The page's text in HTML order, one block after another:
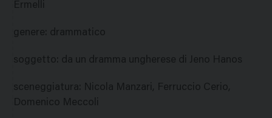
Ermelli
genere: drammatico
soggetto: da un dramma ungherese di Jeno Hanos
sceneggiatura: Nicola Manzari, Ferruccio Cerio,
Domenico Meccoli